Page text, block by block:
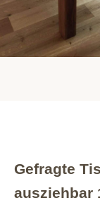
Gefragte
ausziehbar